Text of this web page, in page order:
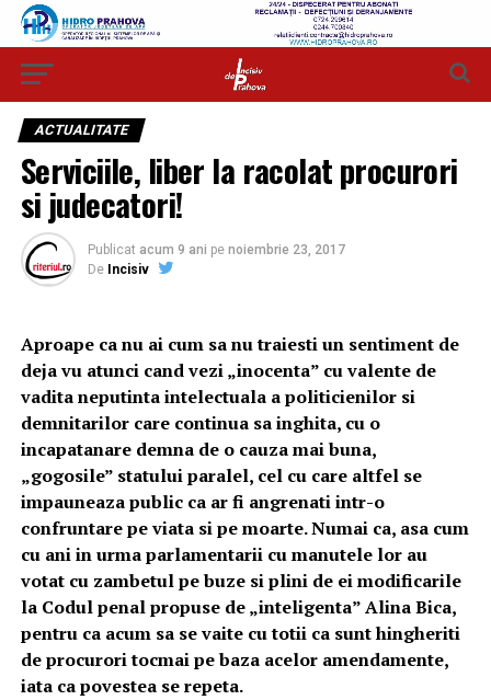
ACTUALITATE
Serviciile, liber la racolat procurori
si judecatori!
Publicat acum 9 ani pe noiembrie 23, 2017
De Incisiv
Aproape ca nu ai cum sa nu traiesti un sentiment de
deja vu atunci cand vezi „inocenta” cu valente de
vadita neputinta intelectuala a politicienilor si
demnitarilor care continua sa inghita, cu o
incapatanare demna de o cauza mai buna,
„gogosile” statului paralel, cel cu care altfel se
impauneaza public ca ar fi angrenati intr-o
confruntare pe viata si pe moarte. Numai ca, asa cum
cu ani in urma parlamentarii cu manutele lor au
votat cu zambetul pe buze si plini de ei modificarile
la Codul penal propuse de „inteligenta” Alina Bica,
pentru ca acum sa se vaite cu totii ca sunt hingheriti
de procurori tocmai pe baza acelor amendamente,
iata ca povestea se repeta.